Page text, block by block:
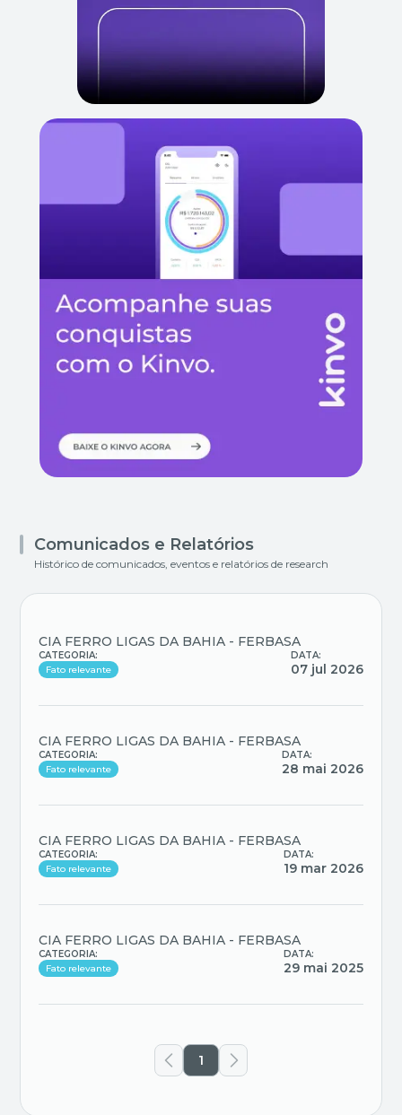
Comunicados e Relatórios
Histórico de comunicados, eventos e relatórios de research
CIA FERRO LIGAS DA BAHIA - FERBASA
CATEGORIA:
Fato relevante
DATA:
07 jul 2026
CIA FERRO LIGAS DA BAHIA - FERBASA
CATEGORIA:
Fato relevante
DATA:
28 mai 2026
CIA FERRO LIGAS DA BAHIA - FERBASA
CATEGORIA:
Fato relevante
DATA:
19 mar 2026
CIA FERRO LIGAS DA BAHIA - FERBASA
CATEGORIA:
Fato relevante
DATA:
29 mai 2025
1